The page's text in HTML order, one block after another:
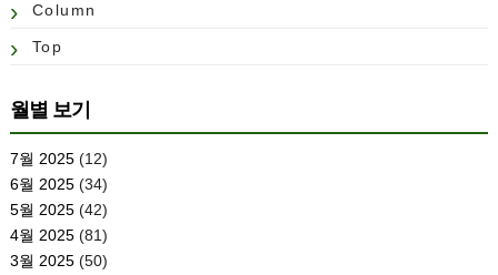
Column
Top
월별 보기
7월 2025(12)
6월 2025(34)
5월 2025(42)
4월 2025(81)
3월 2025(50)